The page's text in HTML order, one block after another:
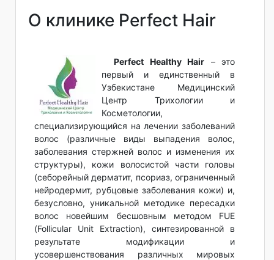
О клинике Perfect Hair
Perfect Healthy Hair – это
первый и единственный в
Узбекистане Медицинский
Центр Трихологии и
Косметологии,
специализирующийся на лечении заболеваний
волос (различные виды выпадения волос,
заболевания стержней волос и изменения их
структуры), кожи волосистой части головы
(себорейный дерматит, псориаз, ограниченный
нейродермит, рубцовые заболевания кожи) и,
безусловно, уникальной методике пересадки
волос новейшим бесшовным методом FUE
(Follicular Unit Extraction), синтезированной в
результате модификации и
усовершенствования различных мировых